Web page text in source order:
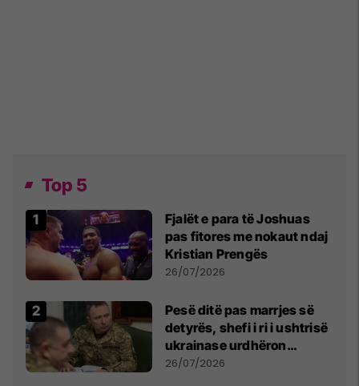
Top 5
Fjalët e para të Joshuas
pas fitores me nokaut ndaj
Kristian Prengës
26/07/2026
Pesë ditë pas marrjes së
detyrës, shefi i ri i ushtrisë
ukrainase urdhëron
kontroll të madh
26/07/2026